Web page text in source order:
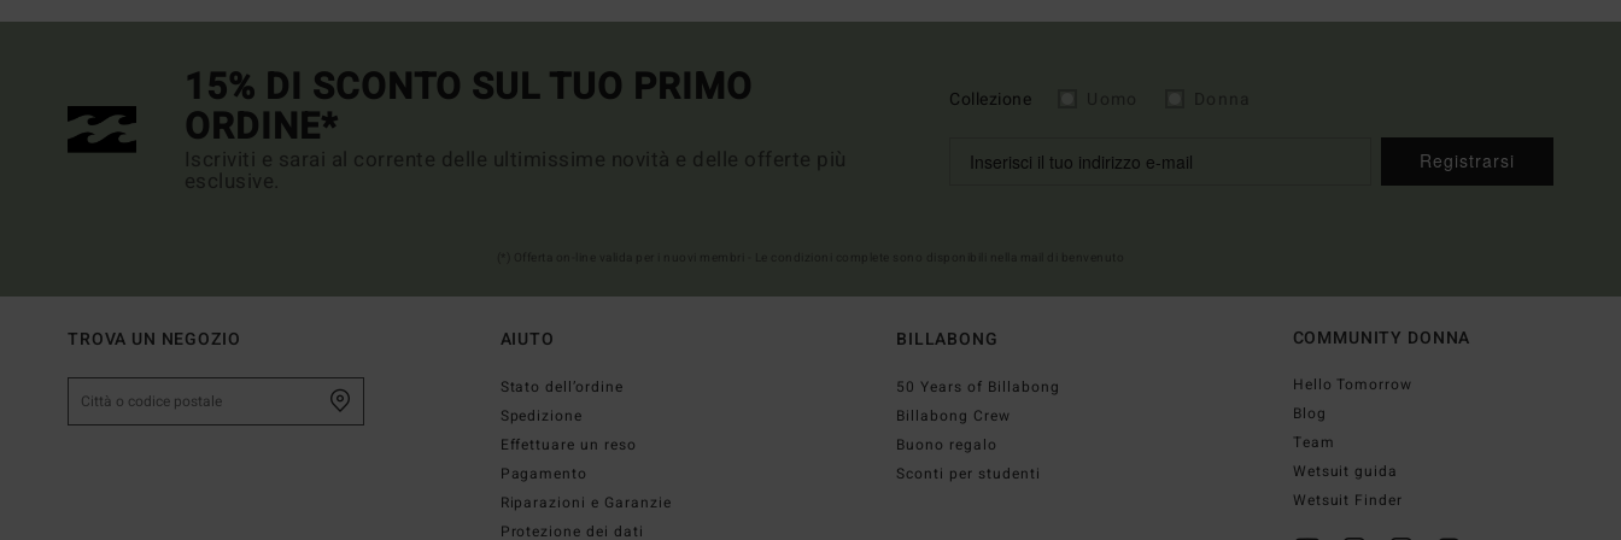
15% DI SCONTO SUL TUO PRIMO
ORDINE*
Iscriviti e sarai al corrente delle ultimissime novità e delle offerte più
esclusive.
Collezione
Registrarsi
TROVA UN NEGOZIO AIUTO
Stato dell’ordine
Spedizione
Effettuare un reso
Pagamento
Riparazioni e Garanzie
Protezione dei dati
BILLABONG
50 Years of Billabong
Billabong Crew
Buono regalo
Sconti per studenti
COMMUNITY DONNA
Hello Tomorrow
Blog
Team
Wetsuit guida
Wetsuit Finder